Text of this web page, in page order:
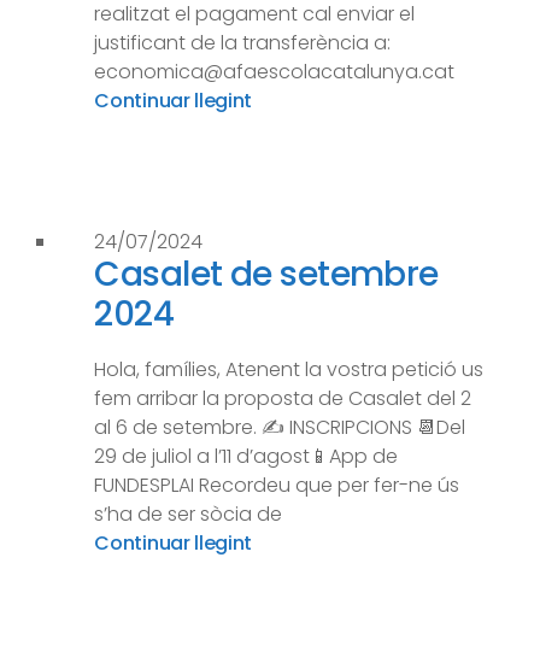
realitzat el pagament cal enviar el
justificant de la transferència a:
economica@afaescolacatalunya.cat
Continuar llegint
24/07/2024
Casalet de setembre
2024
Hola, famílies, Atenent la vostra petició us
fem arribar la proposta de Casalet del 2
al 6 de setembre. ✍️ INSCRIPCIONS 📆Del
29 de juliol a l’11 d’agost📱App de
FUNDESPLAI Recordeu que per fer-ne ús
s’ha de ser sòcia de
Continuar llegint